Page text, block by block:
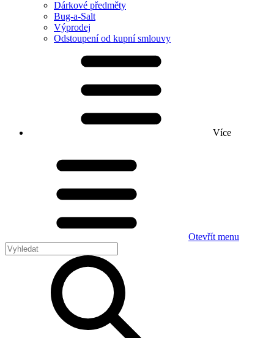
Dárkové předměty
Bug-a-Salt
Výprodej
Odstoupení od kupní smlouvy
Více
Otevřít menu